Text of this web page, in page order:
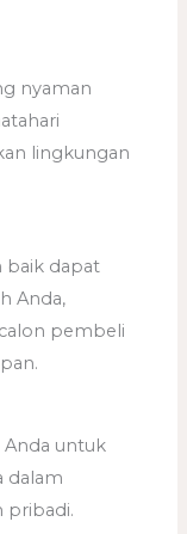
nyaman
lingkungan
baik dapat
Anda,
pembeli
Anda untuk
dalam
pribadi.